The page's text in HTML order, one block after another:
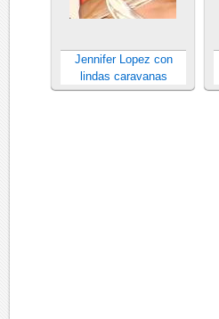
Jennifer Lopez con
lindas caravanas